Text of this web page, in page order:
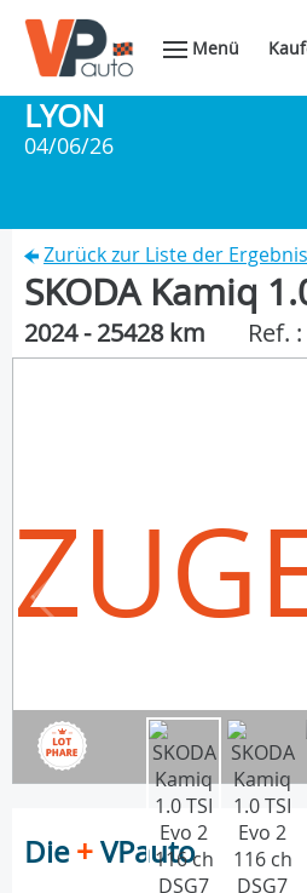
Menü
LYON
04/06/26
Zurück zur Liste der
SKODA Kamiq
2024 - 25428 km Ref.
Die+VPauto